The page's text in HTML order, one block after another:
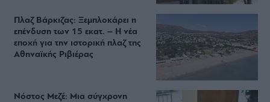
Πλαζ Βάρκιζας: Ξεμπλοκάρει η
επένδυση των 15 εκατ. – Η νέα
εποχή για την ιστορική πλαζ της
Αθηναϊκής Ριβιέρας
Νόστος Μεζέ: Μια σύγχρονη